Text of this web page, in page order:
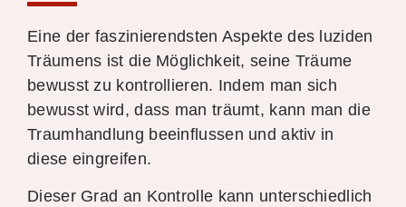
Eine der faszinierendsten Aspekte des luziden
Träumens ist die Möglichkeit, seine Träume
bewusst zu kontrollieren. Indem man sich
bewusst wird, dass man träumt, kann man die
Traumhandlung beeinflussen und aktiv in
diese eingreifen.
Dieser Grad an Kontrolle kann unterschiedlich